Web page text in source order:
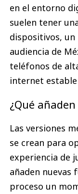
en el entorno
suelen tener
dispositivos,
audiencia de
teléfonos de
internet
¿Qué
Las versiones
se crean para
experiencia de
añaden nuevas
proceso un